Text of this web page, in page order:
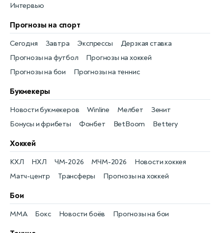
Интервью
Прогнозы на спорт
Прогнозы на футбол
Сегодня
Прогнозы на хоккей
Завтра
Прогнозы на бои
Экспрессы
Прогнозы на теннис
Дерзкая ставка
Букмекеры
Бонусы и фрибеты
Новости букмекеров
Фонбет
Winline
BetBoom
Мелбет
Bettery
Зенит
Хоккей
Новости хоккея
КХЛ
Матч-центр
НХЛ
Трансферы
ЧМ-2026
Прогнозы на хоккей
МЧМ-2026
Бои
Новости боёв
MMA Прогнозы на бои
Бокс